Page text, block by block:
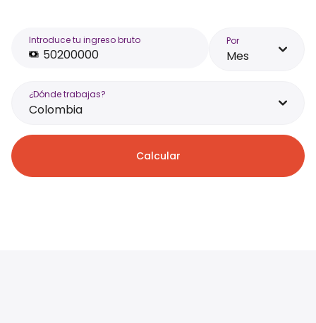
Introduce tu ingreso bruto Por
Mes
¿Dónde trabajas?
Colombia
Calcular